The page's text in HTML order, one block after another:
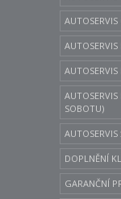
AUTOSERVIS
AUTOSERVIS
SOBOTU)
AUTOSERVIS
DOPLNĚNÍ
GARANČNÍ